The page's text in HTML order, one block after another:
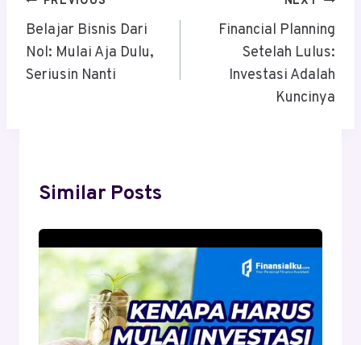
Navigation
Belajar Bisnis Dari
Nol: Mulai Aja Dulu,
Seriusin Nanti
Financial Planning
Setelah Lulus:
Investasi Adalah
Kuncinya
Similar Posts